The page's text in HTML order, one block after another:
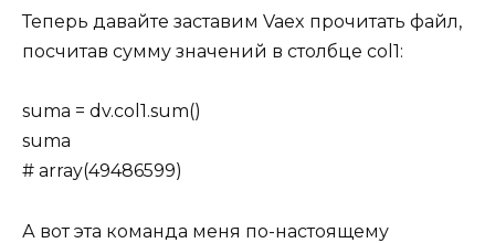
Теперь давайте заставим Vaex прочитать файл,
посчитав сумму значений в столбце col1:
suma = dv.col1.sum()
suma
# array(49486599)
А вот эта команда меня по-настоящему